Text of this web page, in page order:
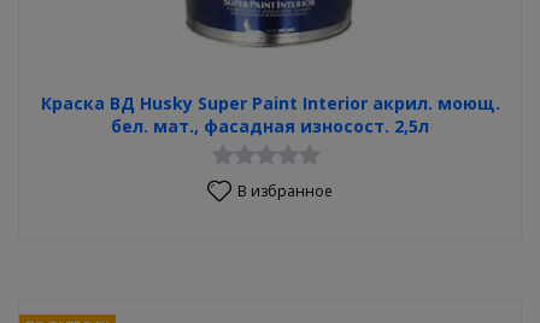
Краска ВД Husky Super Paint Interior акрил. моющ.
бел. мат., фасадная износост. 2,5л
В избранное